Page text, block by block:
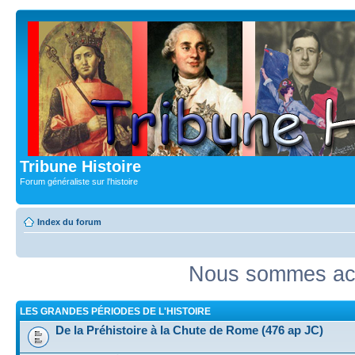
Tribune Histoire
Forum généraliste sur l'histoire
Index du forum
Nous sommes
LES GRANDES PÉRIODES DE L'HISTOIRE
De la Préhistoire à la Chute de Rome (476 ap JC)